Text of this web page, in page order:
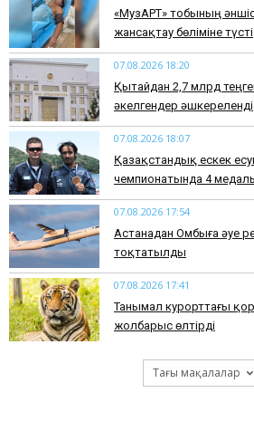
«МузАРТ» тобының
жансақтау бөліміне түсті
07.08.2026 18:20
Қытайдан 2,7 млрд
әкелгендер әшкереленді
07.08.2026 18:07
Қазақстандық ескек
чемпионатында 4
07.08.2026 17:54
Астанадан Омбыға әуе
тоқтатылды
07.08.2026 17:41
​Танымал курорттағы
жолбарыс өлтірді
Тағы мақалалар